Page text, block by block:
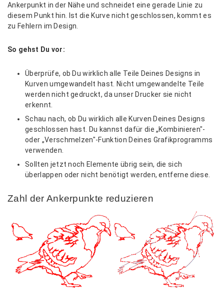
Ankerpunkt in der Nähe und schneidet eine gerade Linie zu
diesem Punkt hin. Ist die Kurve nicht geschlossen, kommt es
zu Fehlern im Design.
So gehst Du vor:
Überprüfe, ob Du wirklich alle Teile Deines Designs in
Kurven umgewandelt hast. Nicht umgewandelte Teile
werden nicht gedruckt, da unser Drucker sie nicht
erkennt.
Schau nach, ob Du wirklich alle Kurven Deines Designs
geschlossen hast. Du kannst dafür die „Kombinieren"-
oder „Verschmelzen"-Funktion Deines Grafikprogramms
verwenden.
Sollten jetzt noch Elemente übrig sein, die sich
überlappen oder nicht benötigt werden, entferne diese.
Zahl der Ankerpunkte reduzieren